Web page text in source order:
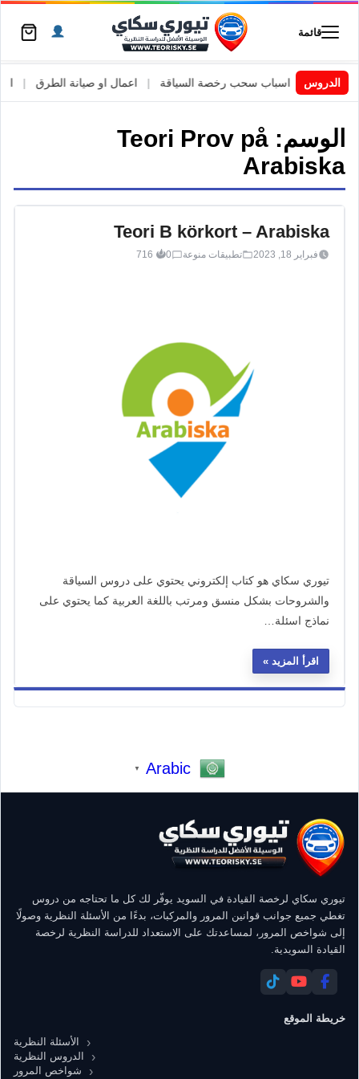
قائمة
الدروس
| اسباب سحب رخصة السياقة | اعمال او صيانة الطرق |
الوسم: Teori Prov på
Arabiska
Teori B körkort – Arabiska
فبراير 18, 2023 تطبيقات منوعة 0
716
تيوري سكاي هو كتاب إلكتروني يحتوي على دروس السياقة
والشروحات بشكل منسق ومرتب باللغة العربية كما يحتوي على
نماذج اسئلة…
اقرأ المزيد
Arabic
▼
تيوري سكاي لرخصة القيادة في السويد يوفّر لك كل ما تحتاجه من دروس
تغطي جميع جوانب قوانين المرور والمركبات، بدءًا من الأسئلة النظرية وصولًا
إلى شواخص المرور، لمساعدتك على الاستعداد للدراسة النظرية لرخصة
القيادة السويدية.
خريطة الموقع
الأسئلة النظرية
الدروس النظرية
شواخص المرور